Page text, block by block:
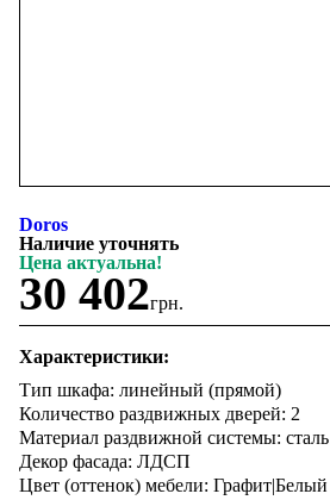
Doros
Наличие уточнять
Цена актуальна!
30 402грн.
Характеристики:
Тип шкафа: линейный (прямой)
Количество раздвижных дверей: 2
Материал раздвижной системы: сталь
Декор фасада: ЛДСП
Цвет (оттенок) мебели: Графит|Белый